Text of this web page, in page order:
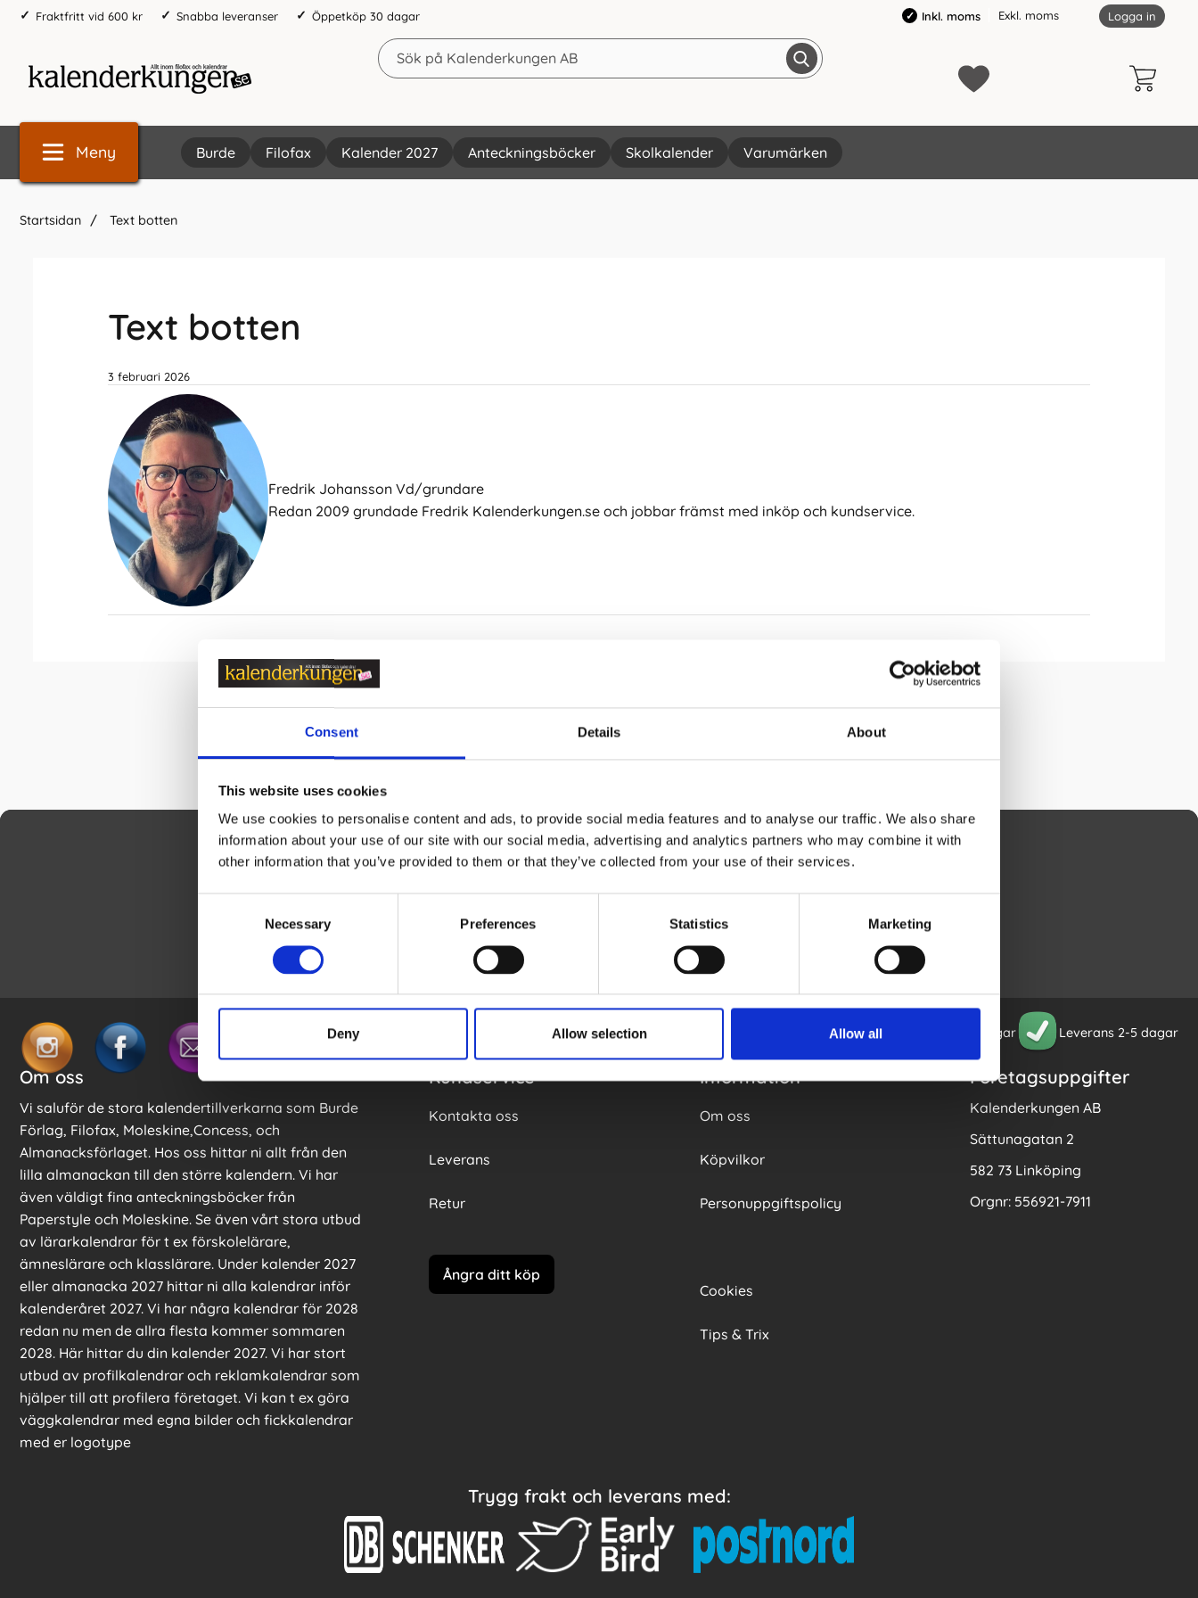
Consent Details About
This website uses cookies
We use cookies to personalise content and ads, to provide social media features and to analyse our traffic. We also share
information about your use of our site with our social media, advertising and analytics partners who may combine it with
other information that you’ve provided to them or that they’ve collected from your use of their services.
Necessary Preferences Statistics Marketing
Deny Allow selection Allow all
Fraktfritt vid 600 kr Snabba leveranser Öppetköp 30 dagar Inkl. moms Exkl. moms Logga in
Meny Burde Filofax Kalender 2027 Anteckningsböcker Skolkalender Varumärken
Startsidan Text botten
Text botten
3 februari 2026
Fredrik Johansson Vd/grundare
Redan 2009 grundade Fredrik Kalenderkungen.se och jobbar främst med inköp och kundservice.
Nyhetsbrev
Kalenderkungen behandlar mina personuppgifter för att kunna skicka marknadsföringsmaterial som
Ditt namn
Fraktfritt vid 600:- Öppet köp 30 dagar Leverans 2-5 dagar
Om oss
Vi saluför de stora kalendertillverkarna som Burde
Förlag, Filofax, Moleskine,Concess, och
Almanacksförlaget. Hos oss hittar ni allt från den
lilla almanackan till den större kalendern. Vi har
även väldigt fina anteckningsböcker från
Paperstyle och Moleskine. Se även vårt stora utbud
av lärarkalendrar för t ex förskolelärare,
ämneslärare och klasslärare. Under kalender 2027
eller almanacka 2027 hittar ni alla kalendrar inför
kalenderåret 2027. Vi har några kalendrar för 2028
redan nu men de allra flesta kommer sommaren
2028. Här hittar du din kalender 2027. Vi har stort
utbud av profilkalendrar och reklamkalendrar som
hjälper till att profilera företaget. Vi kan t ex göra
väggkalendrar med egna bilder och fickkalendrar
med er logotype
Kundservice
Kontakta oss
Leverans
Retur
Ångra ditt köp
Information
Om oss
Köpvilkor
Personuppgiftspolicy
Cookies
Tips & Trix
Företagsuppgifter
Kalenderkungen AB
Sättunagatan 2
582 73 Linköping
Orgnr: 556921-7911
Trygg frakt och leverans med: